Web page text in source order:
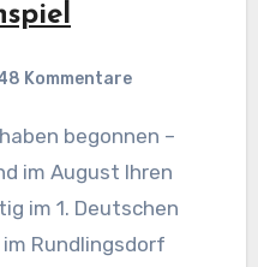
Kommentare
im August Ihren
im 1. Deutschen
Rundlingsdorf